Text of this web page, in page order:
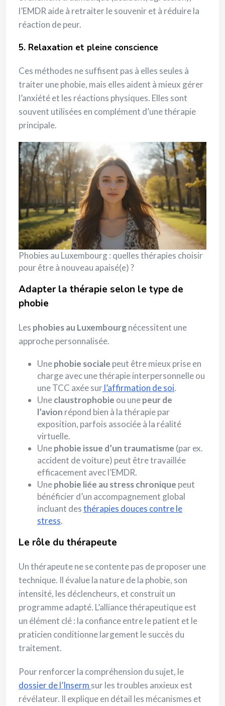
l’EMDR aide à retraiter le souvenir et à réduire la
réaction de peur.
5. Relaxation et pleine conscience
Ces méthodes ne suffisent pas à elles seules à
traiter une phobie, mais elles aident à mieux gérer
l’anxiété et les réactions physiques. Elles sont
souvent utilisées en complément d’une thérapie
principale.
Phobies au Luxembourg : quelles thérapies choisir
pour être à nouveau apaisé(e) ?
Adapter la thérapie selon le type de
phobie
Les phobies au Luxembourgnécessitent une
approche personnalisée.
Unephobie sociale peut être mieux prise en
charge avec une thérapie interpersonnelle ou
une TCC axée surl’affirmation de soi.
Uneclaustrophobie ou unepeur de
l’avion répond bien à la thérapie par
exposition, parfois associée à la réalité
virtuelle.
Unephobie issue d’un traumatisme (par ex.
accident de voiture) peut être travaillée
efficacement avec l’EMDR.
Unephobie liée au stress chronique peut
bénéficier d’un accompagnement global
incluant desthérapies douces contre le
stress.
Le rôle du thérapeute
Un thérapeute ne se contente pas de proposer une
technique. Il évalue la nature de la phobie, son
intensité, les déclencheurs, et construit un
programme adapté. L’alliance thérapeutique est
un élément clé : la confiance entre le patient et le
praticien conditionne largement le succès du
traitement.
Pour renforcer la compréhension du sujet, le
dossier de l’Inserm sur les troubles anxieux est
révélateur. Il explique en détail les mécanismes et